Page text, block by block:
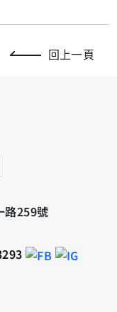
回上一頁
259號